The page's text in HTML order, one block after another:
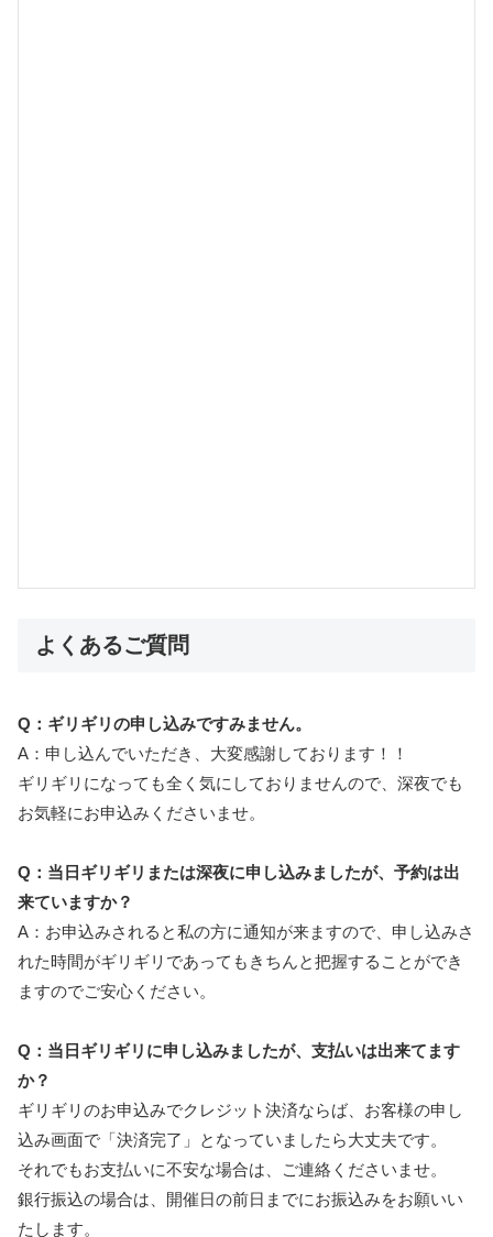
よくあるご質問
Q：ギリギリの申し込みですみません。
A：申し込んでいただき、大変感謝しております！！
ギリギリになっても全く気にしておりませんので、深夜でも
お気軽にお申込みくださいませ。
Q：当日ギリギリまたは深夜に申し込みましたが、予約は出
来ていますか？
A：お申込みされると私の方に通知が来ますので、申し込みさ
れた時間がギリギリであってもきちんと把握することができ
ますのでご安心ください。
Q：当日ギリギリに申し込みましたが、支払いは出来てます
か？
ギリギリのお申込みでクレジット決済ならば、お客様の申し
込み画面で「決済完了」となっていましたら大丈夫です。
それでもお支払いに不安な場合は、ご連絡くださいませ。
銀行振込の場合は、開催日の前日までにお振込みをお願いい
たします。